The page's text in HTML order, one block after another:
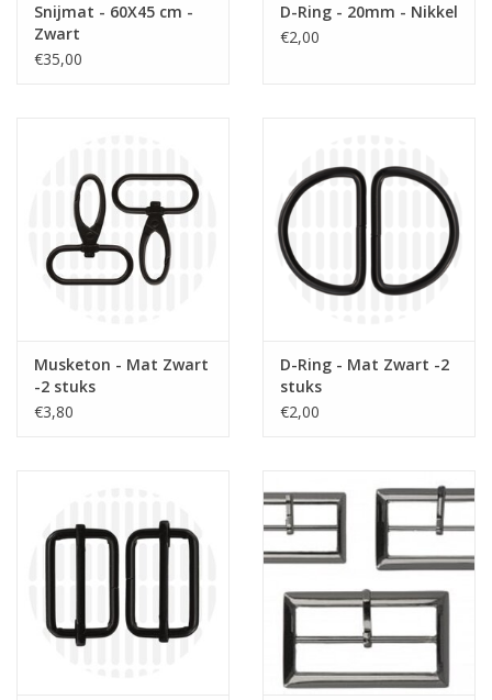
Snijmat - 60X45 cm -
Zwart
€35,00
D-Ring - 20mm - Nikkel
€2,00
Musketon - Mat Zwart
-2 stuks
€3,80
D-Ring - Mat Zwart -2
stuks
€2,00